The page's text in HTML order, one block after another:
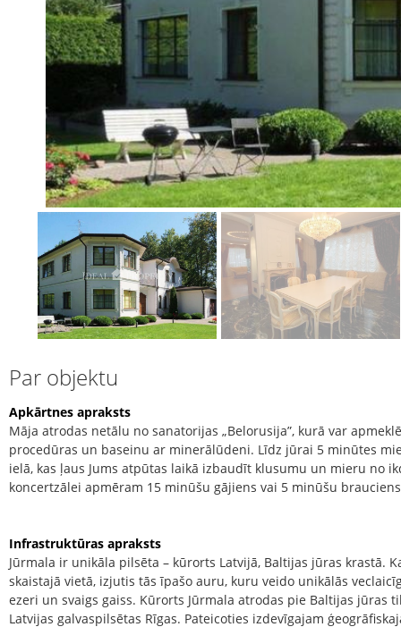
Par objektu
Apkārtnes apraksts
Māja atrodas netālu no sanatorijas „Belorusija”, kurā var
procedūras un baseinu ar minerālūdeni. Līdz jūrai 5 minūtes
ielā, kas ļaus Jums atpūtas laikā izbaudīt klusumu un mieru no
koncertzālei apmēram 15 minūšu gājiens vai 5 minūšu
Infrastruktūras apraksts
Jūrmala ir unikāla pilsēta – kūrorts Latvijā, Baltijas jūras krastā.
skaistajā vietā, izjutis tās īpašo auru, kuru veido unikālās
ezeri un svaigs gaiss. Kūrorts Jūrmala atrodas pie Baltijas jūras
Latvijas galvaspilsētas Rīgas. Pateicoties izdevīgajam